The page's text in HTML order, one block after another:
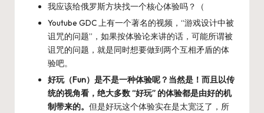
我应该给俄罗斯方块找一个核心体验吗？（
Youtube GDC 上有一个著名的视频，“游戏设计中被
诅咒的问题”，如果按体验论来讲的话，可能所谓被
诅咒的问题，就是同时想要做到两个互相矛盾的体
验吧。
好玩（Fun）是不是一种体验呢？当然是！而且以传
统的视角看，绝大多数 “好玩” 的体验都是由好的机
制带来的。 但是好玩这个体验实在是太宽泛了，所